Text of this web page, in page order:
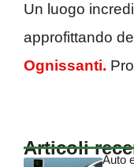
Un luogo
approfittando
Ognissanti.
Articoli
Auto